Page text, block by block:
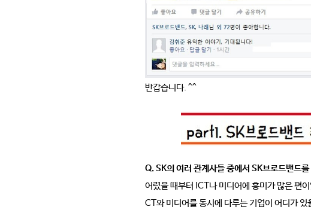
반갑습니다. ^^
Q. SK의 여러 관계사들 중에서 SK브로드밴드
어렸을 때부터 ICT나 미디어에 흥미가 많은 편
CT와 미디어를 동시에 다루는 기업이 어디가